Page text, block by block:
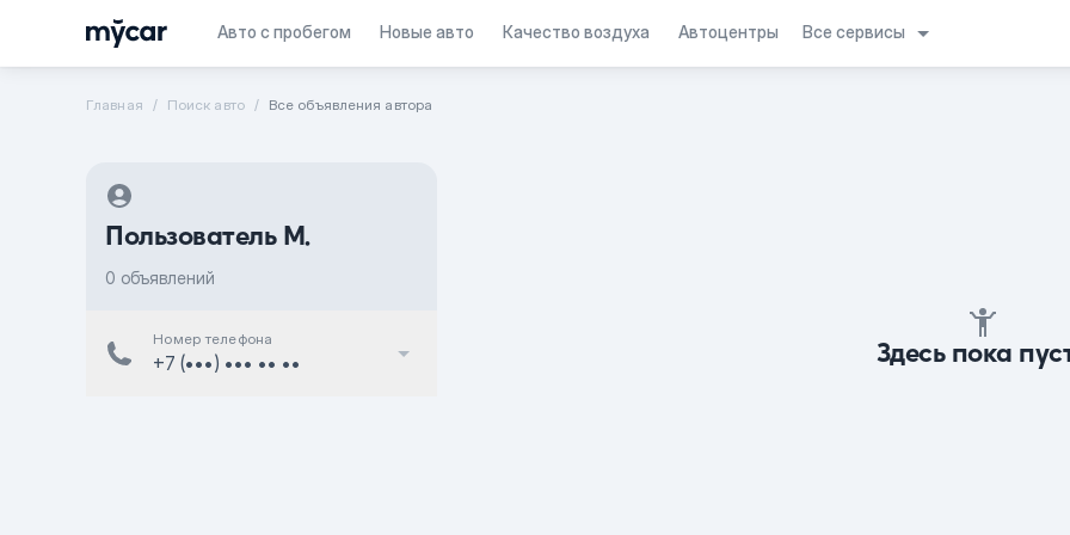
Авто с пробегом Новые авто Качество воздуха Автоцентры Все сервисы
Главная Поиск авто Все объявления автора
Пользователь M.
0 объявлений
Номер телефона
+7 (•••) ••• •• •• Здесь пока